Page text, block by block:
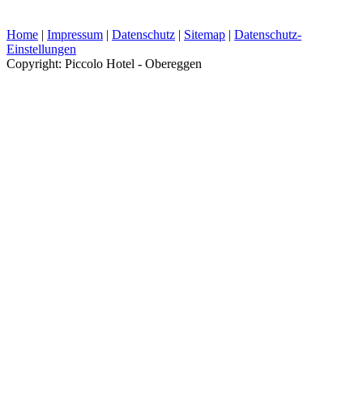
Home | Impressum | Datenschutz | Sitemap | Datenschutz-
Einstellungen
Copyright: Piccolo Hotel - Obereggen